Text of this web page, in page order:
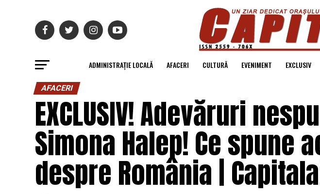
ADMINISTRAȚIE LOCALĂ AFACERI CULTURĂ EVENIMENT EXCLUSIV
AFACERI
EXCLUSIV! Adevăruri
Simona Halep! Ce spune
despre România |